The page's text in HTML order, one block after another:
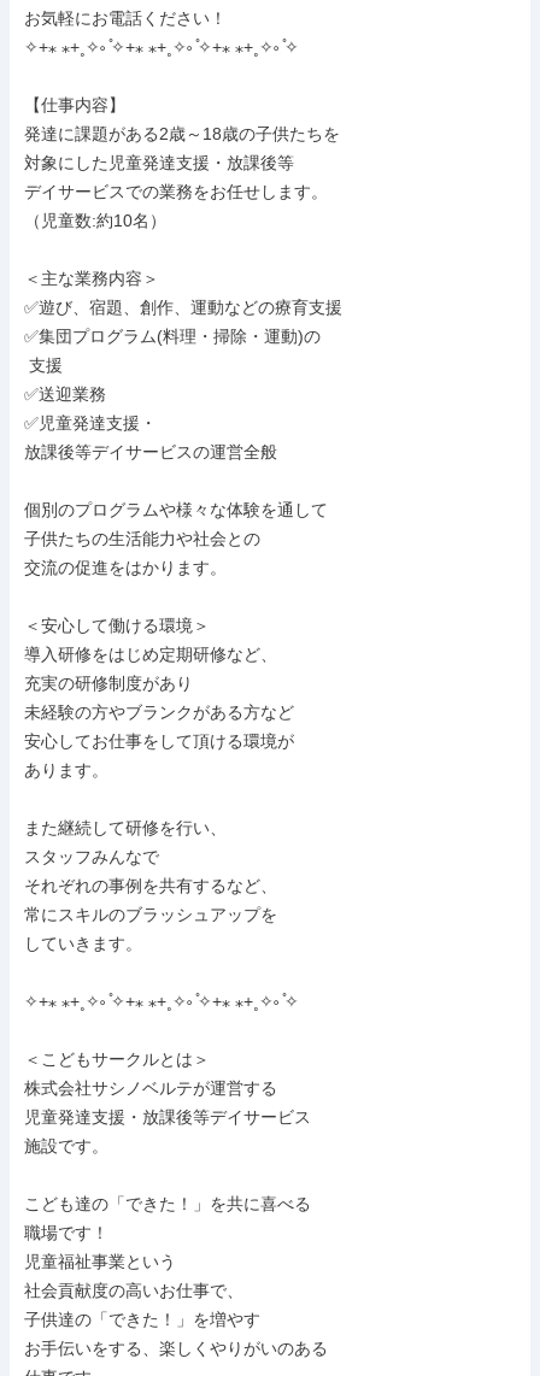
お気軽にお電話ください！
✧+⁎ ⁎+˳✧༚ ̊✧+⁎ ⁎+˳✧༚ ̊✧+⁎ ⁎+˳✧༚ ̊✧
【仕事内容】
発達に課題がある2歳～18歳の子供たちを
対象にした児童発達支援・放課後等
デイサービスでの業務をお任せします。
（児童数:約10名）
＜主な業務内容＞
✅遊び、宿題、創作、運動などの療育支援
✅集団プログラム(料理・掃除・運動)の
✅送迎業務
✅児童発達支援・
放課後等デイサービスの運営全般
個別のプログラムや様々な体験を通して
子供たちの生活能力や社会との
交流の促進をはかります。
＜安心して働ける環境＞
導入研修をはじめ定期研修など、
充実の研修制度があり
未経験の方やブランクがある方など
安心してお仕事をして頂ける環境が
あります。
また継続して研修を行い、
スタッフみんなで
それぞれの事例を共有するなど、
常にスキルのブラッシュアップを
していきます。
✧+⁎ ⁎+˳✧༚ ̊✧+⁎ ⁎+˳✧༚ ̊✧+⁎ ⁎+˳✧༚ ̊✧
＜こどもサークルとは＞
株式会社サシノベルテが運営する
児童発達支援・放課後等デイサービス
施設です。
こども達の「できた！」を共に喜べる
職場です！
児童福祉事業という
社会貢献度の高いお仕事で、
子供達の「できた！」を増やす
お手伝いをする、楽しくやりがいのある